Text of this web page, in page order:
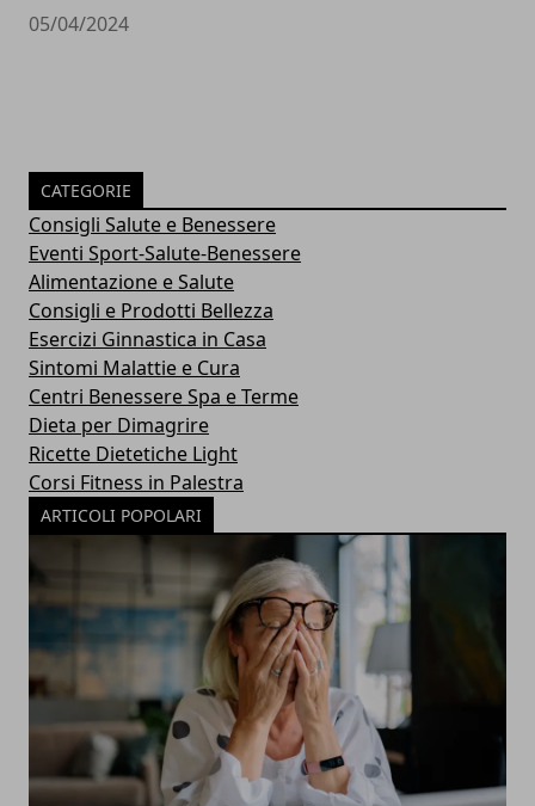
05/04/2024
CATEGORIE
Consigli Salute e Benessere
Eventi Sport-Salute-Benessere
Alimentazione e Salute
Consigli e Prodotti Bellezza
Esercizi Ginnastica in Casa
Sintomi Malattie e Cura
Centri Benessere Spa e Terme
Dieta per Dimagrire
Ricette Dietetiche Light
Corsi Fitness in Palestra
ARTICOLI POPOLARI